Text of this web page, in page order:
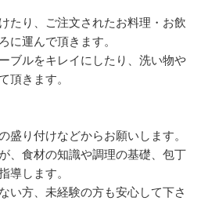
たり、ご注文されたお料理・お飲
に運んで頂きます。
ブルをキレイにしたり、洗い物や
頂きます。
盛り付けなどからお願いします。
、食材の知識や調理の基礎、包丁
導します。
い方、未経験の方も安心して下さ